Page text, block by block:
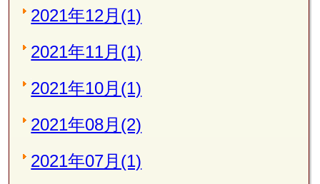
2021年12月(1)
2021年11月(1)
2021年10月(1)
2021年08月(2)
2021年07月(1)